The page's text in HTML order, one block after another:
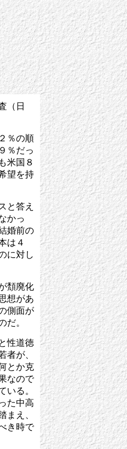
（日
％の順
％だっ
米国８
望を持
と答え
かっ
婚前の
は４
に対し
頽廃化
想があ
側面が
だ。
性道徳
者が、
とか克
なので
いる。
た中高
まえ、
き時で